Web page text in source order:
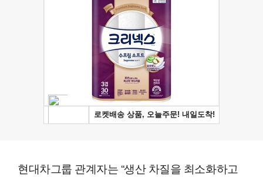
현대차그룹 관계자는 “생산 차질을 최소화하고